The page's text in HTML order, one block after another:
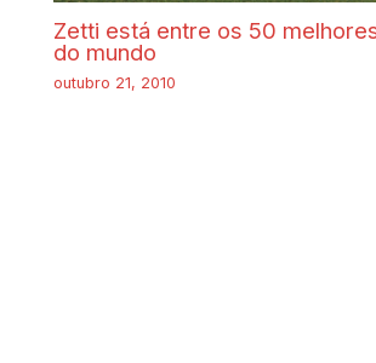
Zetti está entre os 50
do mundo
outubro 21, 2010